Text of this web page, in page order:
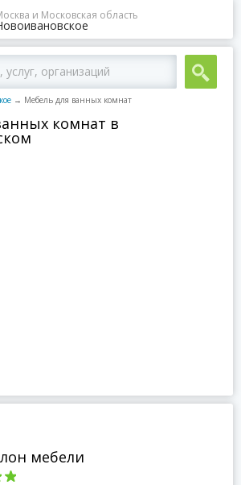
и Московская область
→ Мебель для ванных комнат
комнат в
мебели